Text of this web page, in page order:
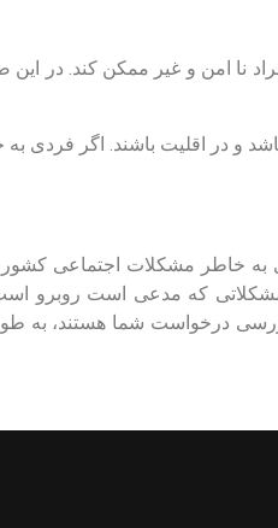
امن و غیر ممکن کند. در این
و در اقلیت باشند. اگر فردی به
به خاطر مشکلات اجتماعی
که مدعی است روبرو
درخواست شما هستند، به